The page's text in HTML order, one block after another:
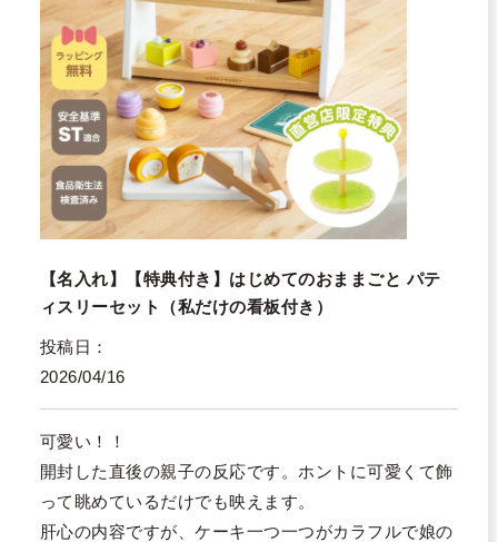
【名入れ】【特典付き】はじめてのおままごと パテ
ィスリーセット（私だけの看板付き）
投稿日
2026/04/16
可愛い！！
開封した直後の親子の反応です。ホントに可愛くて飾
って眺めているだけでも映えます。
肝心の内容ですが、ケーキ一つ一つがカラフルで娘の